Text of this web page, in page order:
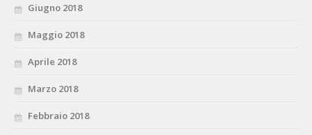
Giugno 2018
Maggio 2018
Aprile 2018
Marzo 2018
Febbraio 2018